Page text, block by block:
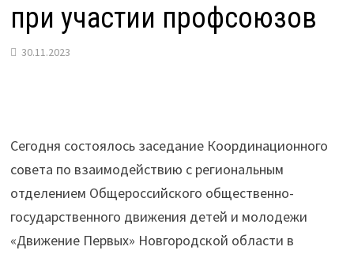
при участии профсоюзов
30.11.2023
Сегодня состоялось заседание Координационного
совета по взаимодействию с региональным
отделением Общероссийского общественно-
государственного движения детей и молодежи
«Движение Первых» Новгородской области в